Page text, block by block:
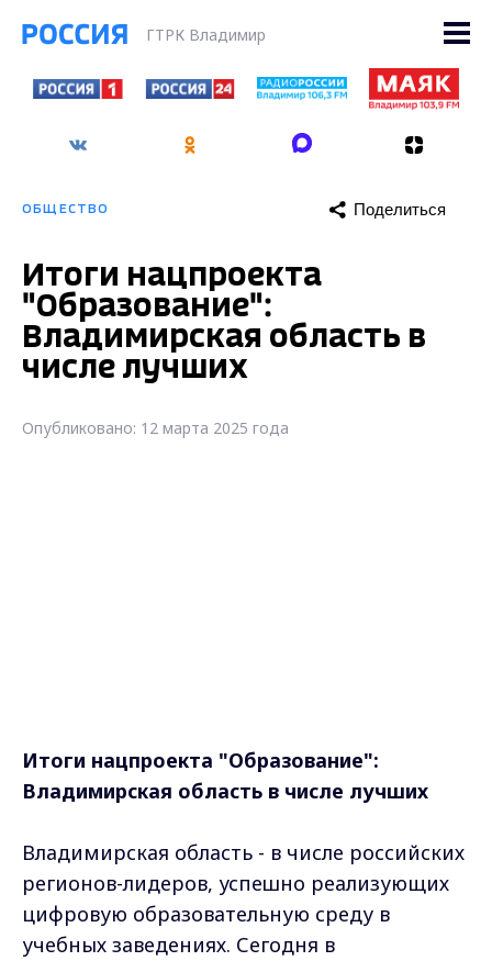
ГТРК Владимир
ОБЩЕСТВО Поделиться
Итоги нацпроекта
"Образование":
Владимирская область в
числе лучших
Опубликовано: 12 марта 2025 года
Итоги нацпроекта "Образование":
Владимирская область в числе лучших
Владимирская область - в числе российских
регионов-лидеров, успешно реализующих
цифровую образовательную среду в
учебных заведениях. Сегодня в